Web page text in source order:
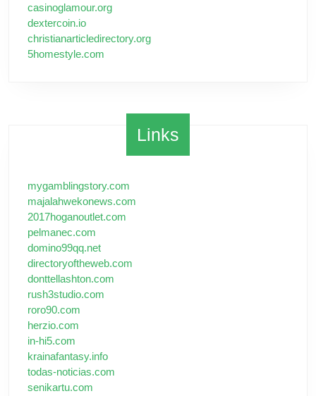
casinoglamour.org
dextercoin.io
christianarticledirectory.org
5homestyle.com
Links
mygamblingstory.com
majalahwekonews.com
2017hoganoutlet.com
pelmanec.com
domino99qq.net
directoryoftheweb.com
donttellashton.com
rush3studio.com
roro90.com
herzio.com
in-hi5.com
krainafantasy.info
todas-noticias.com
senikartu.com